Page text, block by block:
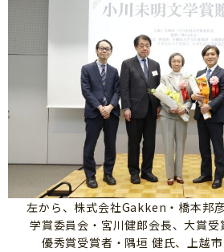
左から、株式会社Gakken・橋本邦
学賞委員会・宮川健郎会長、大賞受
優秀賞受賞者・隅垣 健氏、上越市